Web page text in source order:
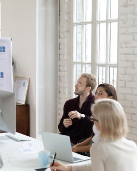
Gesitón de documentos
Segregación de funciones
Conector a SAP